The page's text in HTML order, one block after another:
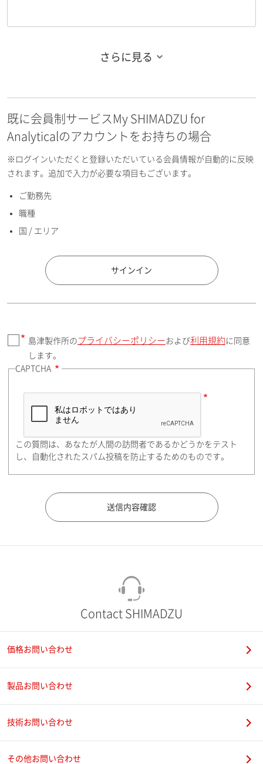
お名前フリガナ（名）
E-mailアドレス（半角英数）
国 / エリア
郵便番号（勤務先）
住所検索
都道府県（勤務先）
さらに見る
既に会員制サービスMy SHIMADZU for
Analyticalのアカウントをお持ちの場合
※ログインいただくと登録いただいている会員情報が自動的に反映
されます。追加で入力が必要な項目もございます。
ご勤務先
職種
国 / エリア
サインイン
島津製作所の プライバシーポリシーおよび利用規約 に同意
します。
CAPTCHA
この質問は、あなたが人間の訪問者であるかどうかをテスト
し、自動化されたスパム投稿を防止するためのものです。
Contact SHIMADZU
価格お問い合わせ
製品お問い合わせ
技術お問い合わせ
その他お問い合わせ